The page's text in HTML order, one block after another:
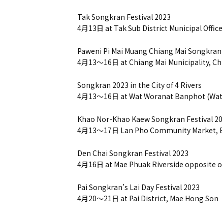
Tak Songkran Festival 2023
4月13日 at Tak Sub District Municipal
Paweni Pi Mai Muang Chiang Mai
4月13～16日 at Chiang Mai Municipality,
Songkran 2023 in the City of 4 Rivers
4月13～16日 at Wat Woranat Banphot
Khao Nor-Khao Kaew Songkran Festival
4月13～17日 Lan Pho Community
Den Chai Songkran Festival 2023
4月16日 at Mae Phuak Riverside
Pai Songkran’s Lai Day Festival 2023
4月20～21日 at Pai District, Mae Hong Son